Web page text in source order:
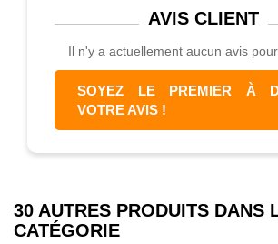
AVIS CLIENT
Il n'y a actuellement aucun avis
SOYEZ LE PREMIER À
VOTRE AVIS !
30 AUTRES PRODUITS DANS
CATÉGORIE